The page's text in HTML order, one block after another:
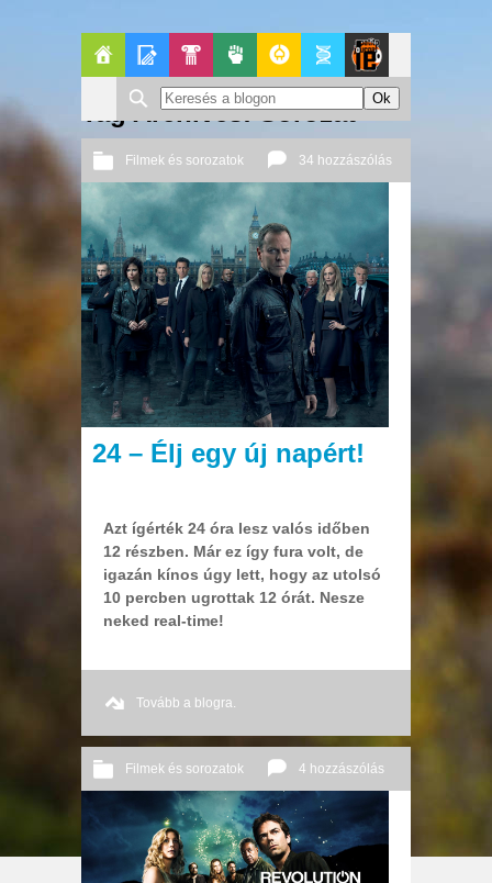
FőoldalBlogokPop-
Kult
PolitikaGeekZone
Journal
Tag Archives: Sorozat
Filmek és sorozatok 34 hozzászólás
2014 08. 11. Őri András
24 – Élj egy új napért!
Azt ígérték 24 óra lesz valós időben
12 részben. Már ez így fura volt, de
igazán kínos úgy lett, hogy az utolsó
10 percben ugrottak 12 órát. Nesze
neked real-time!
Tovább a blogra.
Filmek és sorozatok 4 hozzászólás
2014 06. 26. Őri András